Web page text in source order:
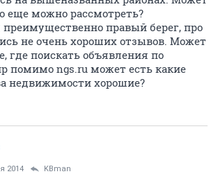
еще можно рассмотреть?
правый берег, про
не очень хороших отзывов. Может
где поискать объявления по
помимо ngs.ru может есть какие
недвижимости хорошие?
2014 KBman